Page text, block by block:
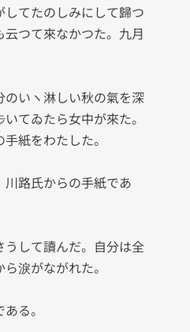
てたのしみにして歸つ
つて來なかつた。九月
のいヽ淋しい秋の氣を深
てゐたら女中が來た。
紙をわたした。
川路氏からの手紙であ
うして讀んだ。自分は全
淚がながれた。
る。